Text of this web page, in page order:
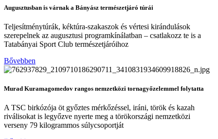
Augusztusban is várnak a Bányász természetjáró túrái
Teljesítménytúrák, kéktúra-szakaszok és vértesi kirándulások
szerepelnek az augusztusi programkínálatban – csatlakozz te is a
Tatabányai Sport Club természetjáróihoz
Bővebben
Murad Kuramagomedov rangos nemzetközi tornagyőzelemmel folytatta
A TSC birkózója öt győztes mérkőzéssel, iráni, török és kazah
riválisokat is legyőzve nyerte meg a törökországi nemzetközi
verseny 79 kilogrammos súlycsoportját